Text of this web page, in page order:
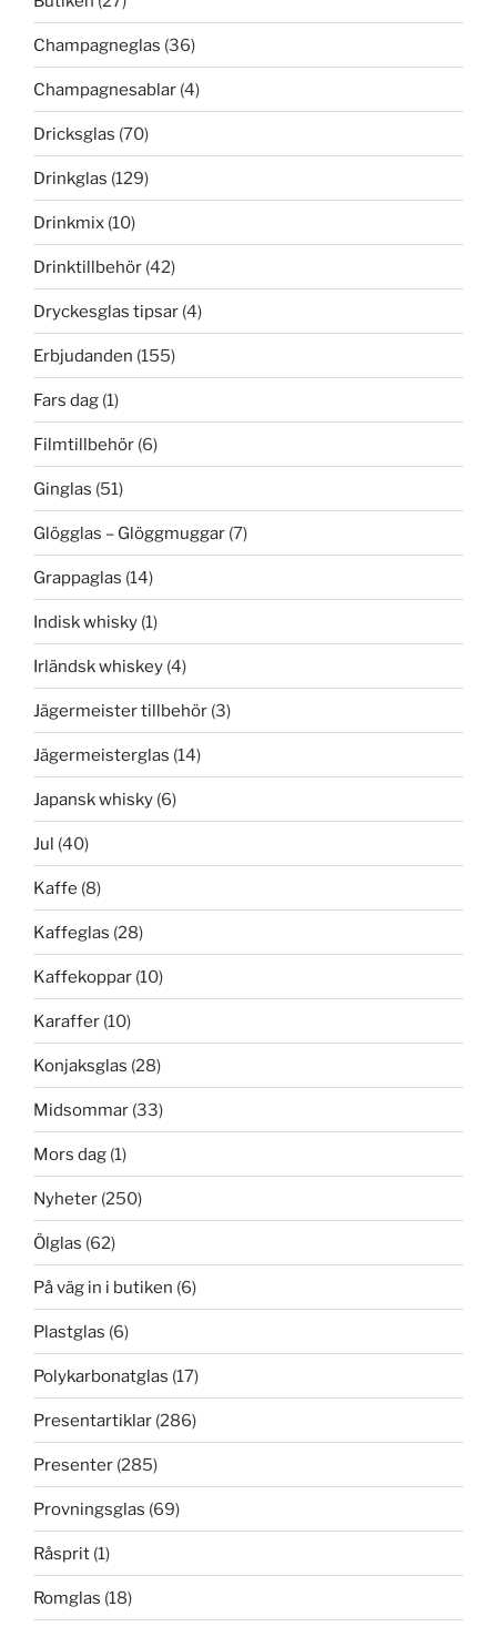
Champagneglas (36)
Champagnesablar (4)
Dricksglas (70)
Drinkglas (129)
Drinkmix (10)
Drinktillbehör (42)
Dryckesglas tipsar (4)
Erbjudanden (155)
Fars dag (1)
Filmtillbehör (6)
Ginglas (51)
Glögglas – Glöggmuggar (7)
Grappaglas (14)
Indisk whisky (1)
Irländsk whiskey (4)
Jägermeister tillbehör (3)
Jägermeisterglas (14)
Japansk whisky (6)
Jul (40)
Kaffe (8)
Kaffeglas (28)
Kaffekoppar (10)
Karaffer (10)
Konjaksglas (28)
Midsommar (33)
Mors dag (1)
Nyheter (250)
Ölglas (62)
På väg in i butiken (6)
Plastglas (6)
Polykarbonatglas (17)
Presentartiklar (286)
Presenter (285)
Provningsglas (69)
Råsprit (1)
Romglas (18)